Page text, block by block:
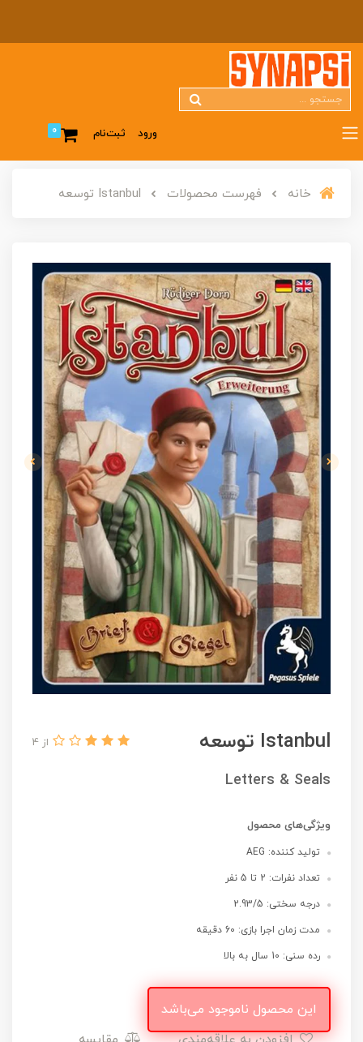
ورود ثبت‌نام 0
خانه فهرست محصولات Istanbul توسعه
Istanbul توسعه از 4
Letters & Seals
ویژگی‌های محصول
تولید کننده: AEG
تعداد نفرات: 2 تا 5 نفر
درجه سختی: 2.93/5
مدت زمان اجرا بازی: 60 دقیقه
رده سنی: 10 سال به بالا
این محصول ناموجود می‌باشد